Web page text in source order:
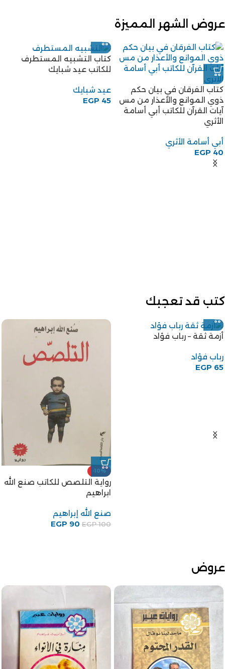
عروض الشهر المميزة
كتاب الفرقان في بيان حكم
ذوي الموانع والأعذار من مس
آيات القرآن للكاتب أبي أسامة
الأثري
أبي أسامة الأثري
EGP 40
كتاب التشبيه المستطرف
للكاتب عيد شبايك
عيد شبايك
EGP 45
كتب قد تعجبك
أزمة ثقة – رباب فؤاد
رباب فؤاد
EGP 65
-10%
رواية التلصص للكاتب صنع الله
ابراهيم
صنع الله إبراهيم
EGP100
EGP 90
عروض